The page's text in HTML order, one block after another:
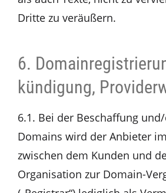
Dritte zu veräußern.
6.
kündigung,
6.1. Bei der Beschaffung
Domains wird der Anbieter
zwischen dem Kunden und
Organisation zur Domain-